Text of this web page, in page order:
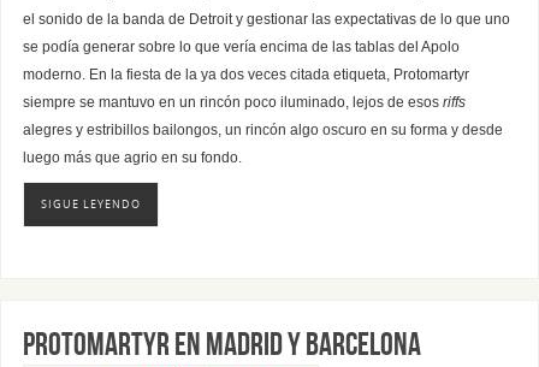
el sonido de la banda de Detroit y gestionar las expectativas de lo que uno
se podía generar sobre lo que vería encima de las tablas del Apolo
moderno. En la fiesta de la ya dos veces citada etiqueta, Protomartyr
siempre se mantuvo en un rincón poco iluminado, lejos de esos riffs
alegres y estribillos bailongos, un rincón algo oscuro en su forma y desde
luego más que agrio en su fondo.
SIGUE LEYENDO
PROTOMARTYR EN MADRID Y BARCELONA